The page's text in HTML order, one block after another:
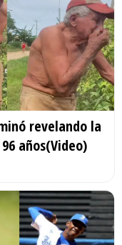
revelando la
años(Video)